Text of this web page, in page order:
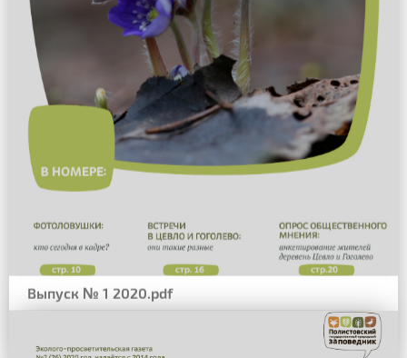
Выпуск № 1 2020.pdf